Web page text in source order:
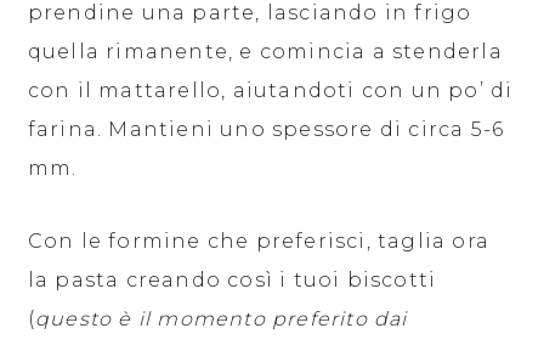
prendine una parte, lasciando in frigo
quella rimanente, e comincia a stenderla
con il mattarello, aiutandoti con un po’ di
farina. Mantieni uno spessore di circa 5-6
mm.
Con le formine che preferisci, taglia ora
la pasta creando così i tuoi biscotti
(questo è il momento preferito dai